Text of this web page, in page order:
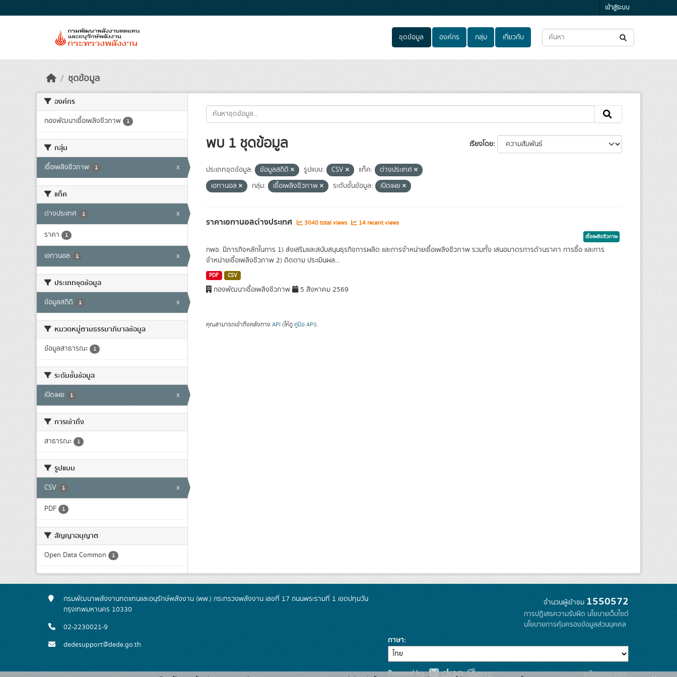
เข้าสู่ระบบ
ชุดข้อมูล องค์กร กลุ่ม เกี่ยวกับ
ชุดข้อมูล
องค์กร
กองพัฒนาเชื้อเพลิงชีวภาพ 1
กลุ่ม
เชื้อเพลิงชีวภาพ 1 x
แท็ค
ต่างประเทศ 1 x
ราคา 1
เอทานอล 1 x
ประเภทชุดข้อมูล
ข้อมูลสถิติ 1 x
หมวดหมู่ตามธรรมาภิบาลข้อมูล
ข้อมูลสาธารณะ 1
ระดับชั้นข้อมูล
เปิดเผย 1 x
การเข้าถึง
สาธารณะ 1
รูปแบบ
CSV 1 x
PDF 1
สัญญาอนุญาต
Open Data Common 1
เรียงโดย
พบ 1 ชุดข้อมูล
ประเภทชุดข้อมูล: ข้อมูลสถิติ รูปแบบ: CSV แท็ค:
ต่างประเทศ
เอทานอล
กลุ่ม: เชื้อเพลิงชีวภาพ ระดับชั้นข้อมูล: เปิดเผย
ราคาเอทานอลต่างประเทศ 3040 total views 14 recent views
เชื้อเพลิงชีวภาพ
กพช. มีภารกิจหลักในการ 1) ส่งเสริมและสนับสนุนธุรกิจการผลิต และการจำหน่ายเชื้อเพลิงชีวภาพ รวมทั้ง เสนอมาตรการด้านราคา การซื้อ และการ
จำหน่ายเชื้อเพลิงชีวภาพ 2) ติดตาม ประเมินผล...
PDF CSV
กองพัฒนาเชื้อเพลิงชีวภาพ 5 สิงหาคม 2569
คุณสามารถเข้าถึงคลังทาง API (ให้ดู คู่มือ API).
กรมพัฒนาพลังงานทดแทนและอนุรักษ์พลังงาน (พพ.) กระทรวงพลังงาน เลขที่ 17 ถนนพระรามที่ 1 เขตปทุมวัน
กรุงเทพมหานคร 10330
02-2230021-9
dedesupport@dede.go.th
จำนวนผู้เข้าชม 1550572
การปฏิเสธความรับผิด นโยบายเว็บไซต์
นโยบายการคุ้มครองข้อมูลส่วนบุคคล
ภาษา
Powered by: รุ่นโปรแกรม: 3.0.0